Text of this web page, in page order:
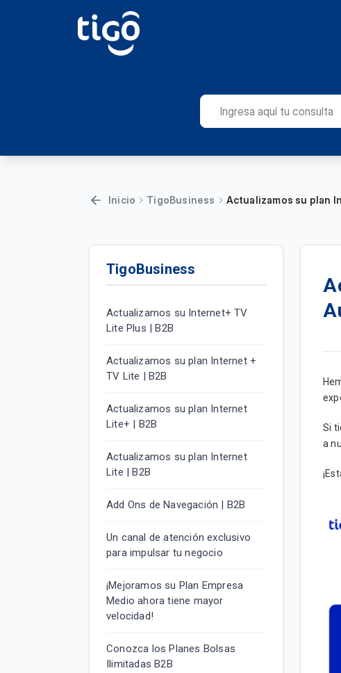
Inicio TigoBusiness Actualizamos su plan
TigoBusiness
Actualizamos su Internet+ TV
Lite Plus | B2B
Actualizamos su plan Internet +
TV Lite | B2B
Actualizamos su plan Internet
Lite+ | B2B
Actualizamos su plan Internet
Lite | B2B
Add Ons de Navegación | B2B
Un canal de atención exclusivo
para impulsar tu negocio
¡Mejoramos su Plan Empresa
Medio ahora tiene mayor
velocidad!
Conozca los Planes Bolsas
Ilimitadas B2B
Si
a